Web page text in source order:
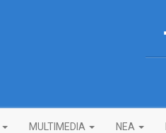
MULTIMEDIA NEA